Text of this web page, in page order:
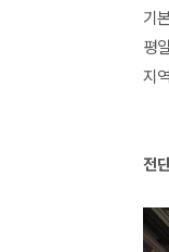
기
평
지
전